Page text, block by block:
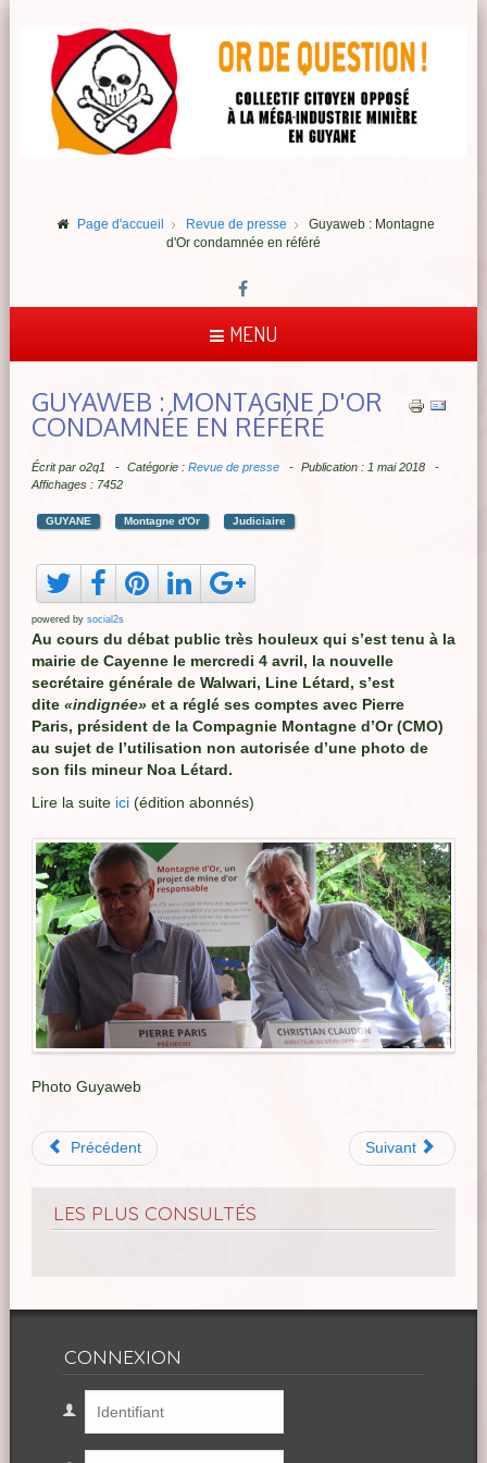
Page d'accueil Revue de presse
Guyaweb : Montagne
d'Or condamnée en référé
MENU
GUYAWEB : MONTAGNE D'OR
CONDAMNÉE EN RÉFÉRÉ
Écrit par o2q1 Catégorie : Revue de presse
Publication : 1 mai 2018
Affichages : 7452
GUYANE Montagne d'Or Judiciaire
powered by social2s
Au cours du débat public très houleux qui s’est tenu à la
mairie de Cayenne le mercredi 4 avril, la nouvelle
secrétaire générale de Walwari, Line Létard, s’est
dite «indignée»et a réglé ses comptes avec Pierre
Paris, président de la Compagnie Montagne d’Or (CMO)
au sujet de l’utilisation non autorisée d’une photo de
son fils mineur Noa Létard.
Lire la suite ici(édition abonnés)
Photo Guyaweb
Précédent Suivant
LES PLUS CONSULTÉS
CONNEXION